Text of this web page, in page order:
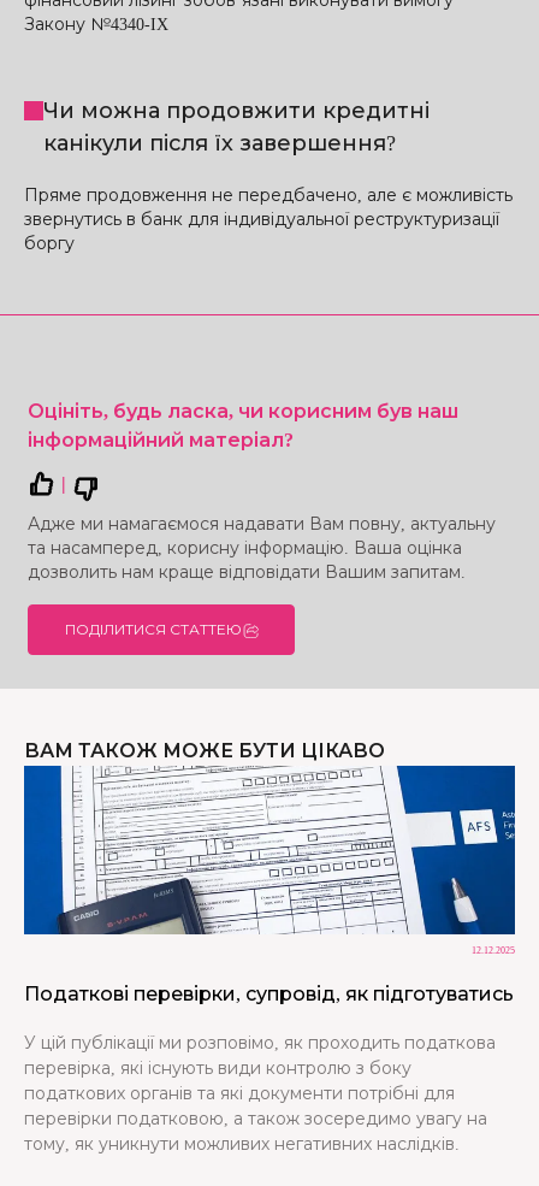
Закону №4340-IX
Чи можна продовжити кредитні
канікули після їх завершення?
Пряме продовження не передбачено, але є можливість
звернутись в банк для індивідуальної реструктуризації
боргу
Оцініть, будь ласка, чи корисним був наш
інформаційний матеріал?
|
Адже ми намагаємося надавати Вам повну, актуальну
та насамперед, корисну інформацію. Ваша оцінка
дозволить нам краще відповідати Вашим запитам.
ПОДІЛИТИСЯ СТАТТЕЮ
ВАМ ТАКОЖ МОЖЕ БУТИ ЦІКАВО
12.12.2025
Податкові перевірки, супровід, як підготуватись
У цій публікації ми розповімо, як проходить податкова
перевірка, які існують види контролю з боку
податкових органів та які документи потрібні для
перевірки податковою, а також зосередимо увагу на
тому, як уникнути можливих негативних наслідків.